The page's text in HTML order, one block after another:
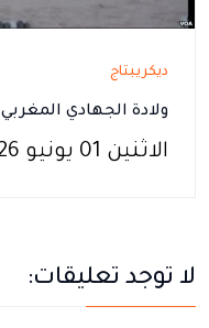
ديكريبتاج
ولادة الجهادي المغربي
الاثنين 01 يونيو 2026
لا توجد تعليقات: